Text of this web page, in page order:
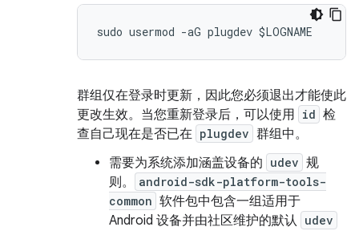
群组仅在登录时更新，因此您必须退出才能使此
更改生效。当您重新登录后，可以使用 id 检
查自己现在是否已在 plugdev 群组中。
需要为系统添加涵盖设备的 udev 规
则。
android-sdk-platform-tools-
common 软件包中包含一组适用于
Android 设备并由社区维护的默认 udev